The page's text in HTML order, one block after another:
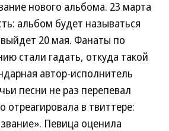
нового альбома. 23 марта
альбом будет называться
выйдет 20 мая. Фанаты по
стали гадать, откуда такой
автор-исполнитель
песни не раз перепевал
отреагировала в твиттере:
Певица оценила